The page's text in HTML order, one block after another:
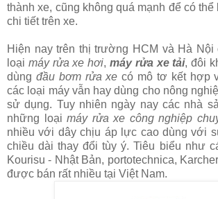
thành xe, cũng không quá mạnh để có thể
chi tiết trên xe.
Hiện nay trên thị trường HCM và Hà Nội
loại máy rửa xe hơi, máy rửa xe tải, đôi
dùng đầu bơm rửa xe có mô tơ kết hợp
các loại máy vẫn hay dùng cho nông
sử dụng. Tuy nhiên ngày nay các nhà
những loại máy rửa xe công nghiệp
nhiều với dây chịu áp lực cao dùng với
chiều dài thay đổi tùy ý. Tiêu biểu như
Kourisu - Nhật Bản, portotechnica,
được bán rất nhiều tại Việt Nam.